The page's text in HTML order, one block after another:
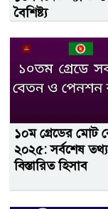
বৈশিষ্ট্য
১০ম গ্রেডের মোট
২০২৫: সর্বশেষ
বিস্তারিত হিসাব